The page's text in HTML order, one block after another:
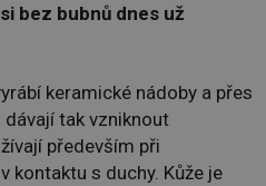
bez bubnů dnes už
keramické nádoby a přes
dávají tak vzniknout
především při
kontaktu s duchy. Kůže je